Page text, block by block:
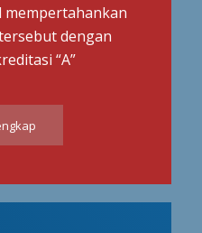
mempertahankan
dengan
“A”